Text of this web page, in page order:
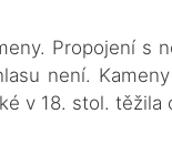
Propojení s
není.
v 18. stol.